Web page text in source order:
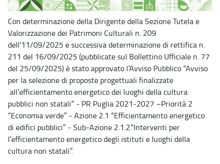
Con determinazione della Dirigente della Sezione Tutela e
Valorizzazione dei Patrimoni Culturali n. 209
dell’11/09/2025 e successiva determinazione di rettifica n.
211 del 16/09/2025 (pubblicate sul Bollettino Ufficiale n. 77
del 25/09/2025) è stato approvato l’Avviso Pubblico “Avviso
per la selezione di proposte progettuali finalizzate
all’efficientamento energetico dei luoghi della cultura
pubblici non statali” - PR Puglia 2021-2027 –Priorità 2
“Economia verde” - Azione 2.1 “Efficientamento energetico
di edifici pubblici” - Sub-Azione 2.1.2.“Interventi per
l’efficientamento energetico degli istituti e luoghi della
cultura non statali”.